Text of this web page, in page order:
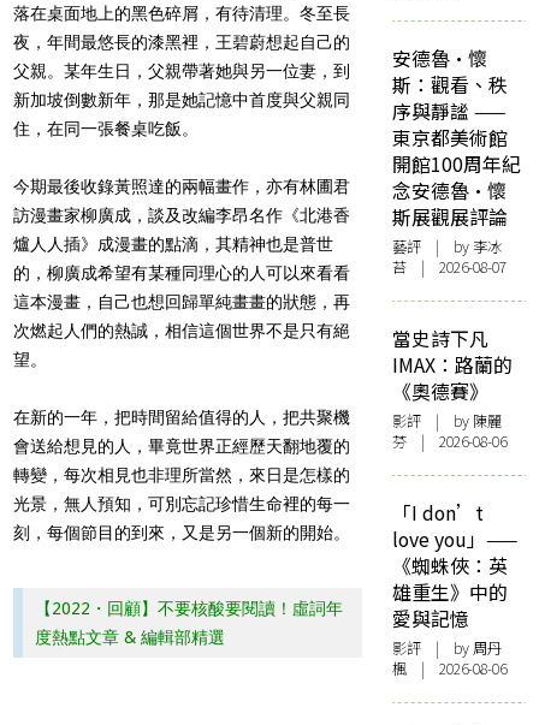
落在桌面地上的黑色碎屑，有待清理。冬至長
夜，年間最悠長的漆黑裡，王碧蔚想起自己的
父親。某年生日，父親帶著她與另一位妻，到
新加坡倒數新年，那是她記憶中首度與父親同
住，在同一張餐桌吃飯。
今期最後收錄黃照達的兩幅畫作，亦有林圃君
訪漫畫家柳廣成，談及改編李昂名作《北港香
爐人人插》成漫畫的點滴，其精神也是普世
的，柳廣成希望有某種同理心的人可以來看看
這本漫畫，自己也想回歸單純畫畫的狀態，再
次燃起人們的熱誠，相信這個世界不是只有絕
望。
在新的一年，把時間留給值得的人，把共聚機
會送給想見的人，畢竟世界正經歷天翻地覆的
轉變，每次相見也非理所當然，來日是怎樣的
光景，無人預知，可別忘記珍惜生命裡的每一
刻，每個節目的到來，又是另一個新的開始。
【2022・回顧】不要核酸要閱讀！虛詞年
度熱點文章 & 編輯部精選
安德魯·懷
斯：觀看、秩
序與靜謐 ——
東京都美術館
開館100周年紀
念安德魯·懷
斯展觀展評論
藝評 | by 李冰
苔 | 2026-08-07
當史詩下凡
IMAX：路蘭的
《奧德賽》
影評 | by 陳麗
芬 | 2026-08-06
「I don’t
love you」——
《蜘蛛俠：英
雄重生》中的
愛與記憶
影評 | by周丹
楓 | 2026-08-06